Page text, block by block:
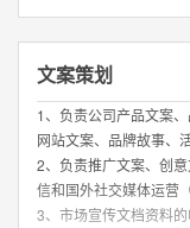
任职要求：
1、本科以上学历，英
2、两年以上市场策划
3、能够准确捕捉产品
4、思维敏捷、洞察力
5、熟悉品牌推广、品
文案策划
1、负责公司产品文案
网站文案、品牌故事、
2、负责推广文案、创
信和国外社交媒体运营
3、市场宣传文档资料的